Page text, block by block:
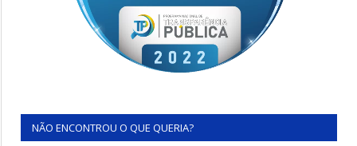
NÃO ENCONTROU O QUE QUERIA?